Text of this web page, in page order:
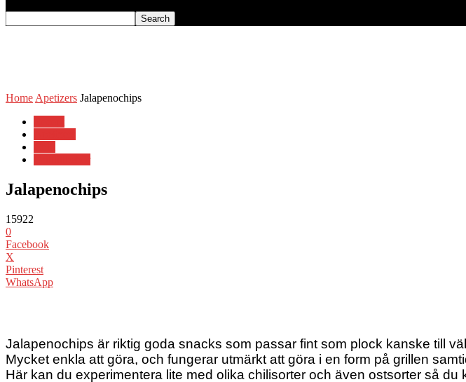
Home Apetizers Jalapenochips
Jalapenochips
15922
0
Facebook
X
Pinterest
WhatsApp
Jalapenochips är riktig goda snacks som passar fint som plock kanske till
Mycket enkla att göra, och fungerar utmärkt att göra i en form på grillen
Här kan du experimentera lite med olika chilisorter och även ostsorter så du